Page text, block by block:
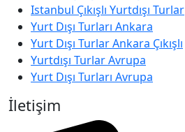
Istanbul Çıkışlı Yurtdışı Turlar
Yurt Dışı Turları Ankara
Yurt Dışı Turlar Ankara Çıkışlı
Yurtdışı Turlar Avrupa
Yurt Dışı Turları Avrupa
İletişim